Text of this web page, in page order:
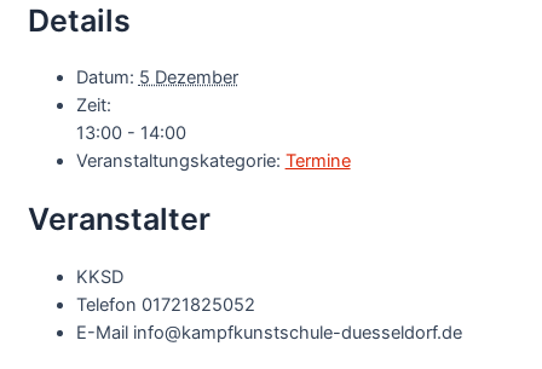
Details
Datum: 5 Dezember
Zeit:
13:00 - 14:00
Veranstaltungskategorie: Termine
Veranstalter
KKSD
Telefon 01721825052
E-Mail info@kampfkunstschule-duesseldorf.de